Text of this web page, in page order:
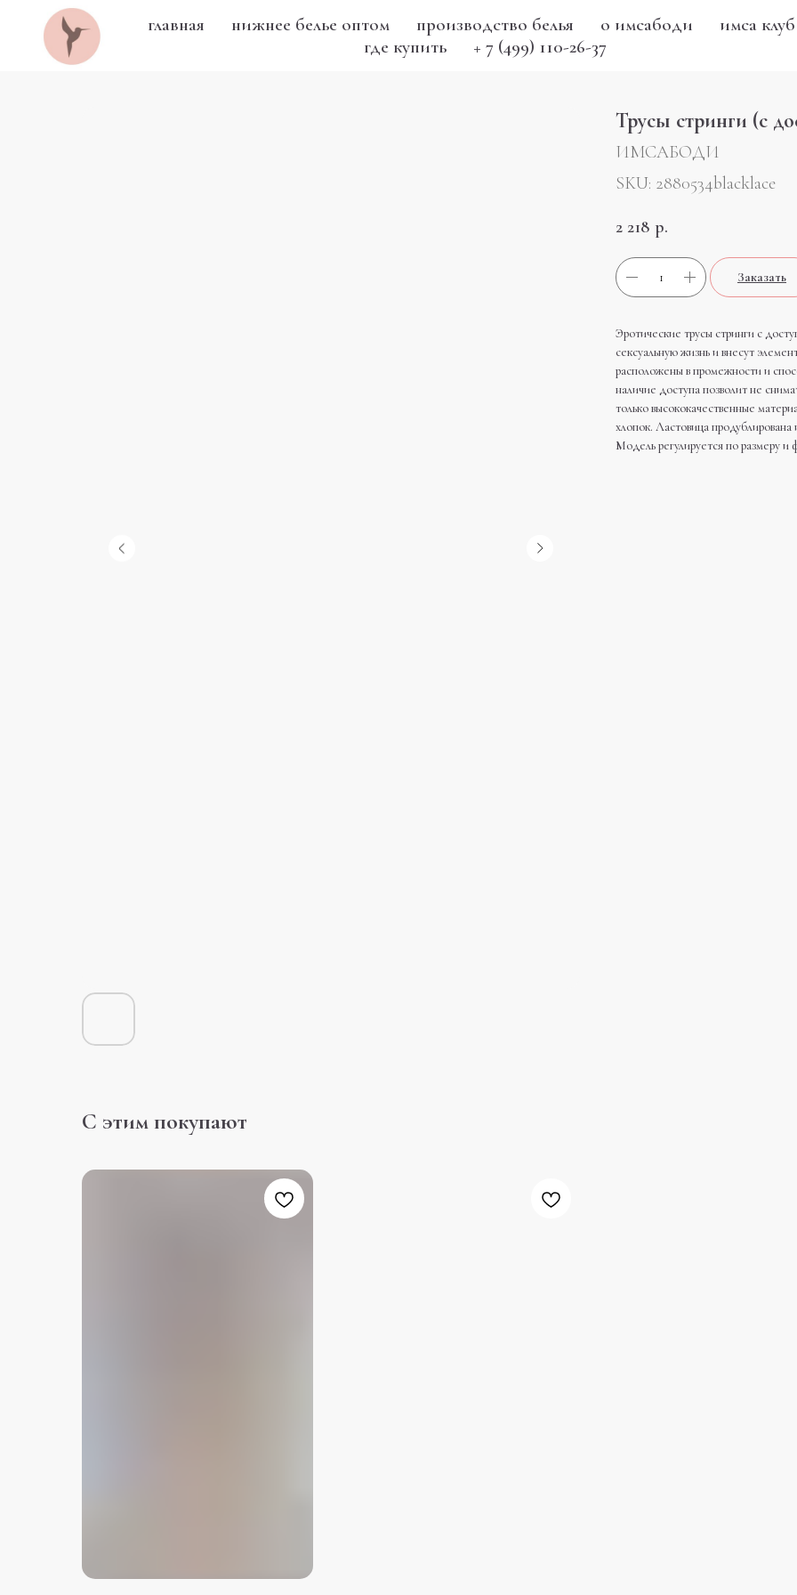
главная нижнее белье оптом производство белья о имсабоди
имса клуб
где купить
+ 7 (499) 110-26-37
Трусы стринги (с
ИМСАБОДИ
SKU: 2880534blacklace
2 218 р.
Заказать
Эротические трусы стринги с
сексуальную жизнь и внесут
расположены в промежности и
наличие доступа позволит не
только высококачественные
хлопок. Ластовица продублирована
Модель регулируется по размеру и
С этим покупают